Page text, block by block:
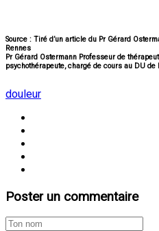
Source : Tiré d’un article du Pr Gérard
Rennes
Pr Gérard Ostermann Professeur de
psychothérapeute, chargé de cours au DU de
douleur
Poster un commentaire